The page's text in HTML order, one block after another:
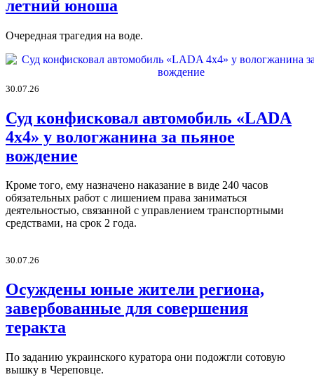
летний юноша
Очередная трагедия на воде.
30.07.26
Суд конфисковал автомобиль «LADA
4х4» у вологжанина за пьяное
вождение
Кроме того, ему назначено наказание в виде 240 часов
обязательных работ с лишением права заниматься
деятельностью, связанной с управлением транспортными
средствами, на срок 2 года.
30.07.26
Осуждены юные жители региона,
завербованные для совершения
теракта
По заданию украинского куратора они подожгли сотовую
вышку в Череповце.